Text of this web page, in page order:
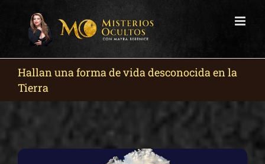
Hallan una forma de vida desconocida en la
Tierra